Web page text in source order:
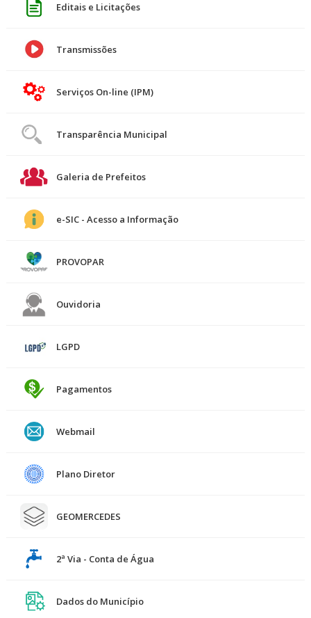
Editais e Licitações
Transmissões
Serviços On-line (IPM)
Transparência Municipal
Galeria de Prefeitos
e-SIC - Acesso a Informação
PROVOPAR
Ouvidoria
LGPD
Pagamentos
Webmail
Plano Diretor
GEOMERCEDES
2ª Via - Conta de Água
Dados do Município